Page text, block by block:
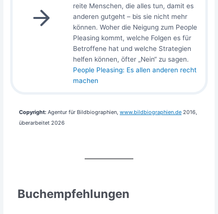
rei­te Men­schen, die alles tun, damit es
ande­ren gut­geht – bis sie nicht mehr
kön­nen. Woher die Nei­gung zum Peo­p­le
Plea­sing kommt, wel­che Fol­gen es für
Betrof­fe­ne hat und wel­che Stra­te­gien
hel­fen kön­nen, öfter „Nein“ zu sagen.
Peo­p­le Plea­sing: Es allen ande­ren recht
machen
Copy­right: Agen­tur für Bild­bio­gra­phien,www​.bild​bio​gra​phien​.de 2016,
über­ar­bei­tet 2026
Buchempfehlungen